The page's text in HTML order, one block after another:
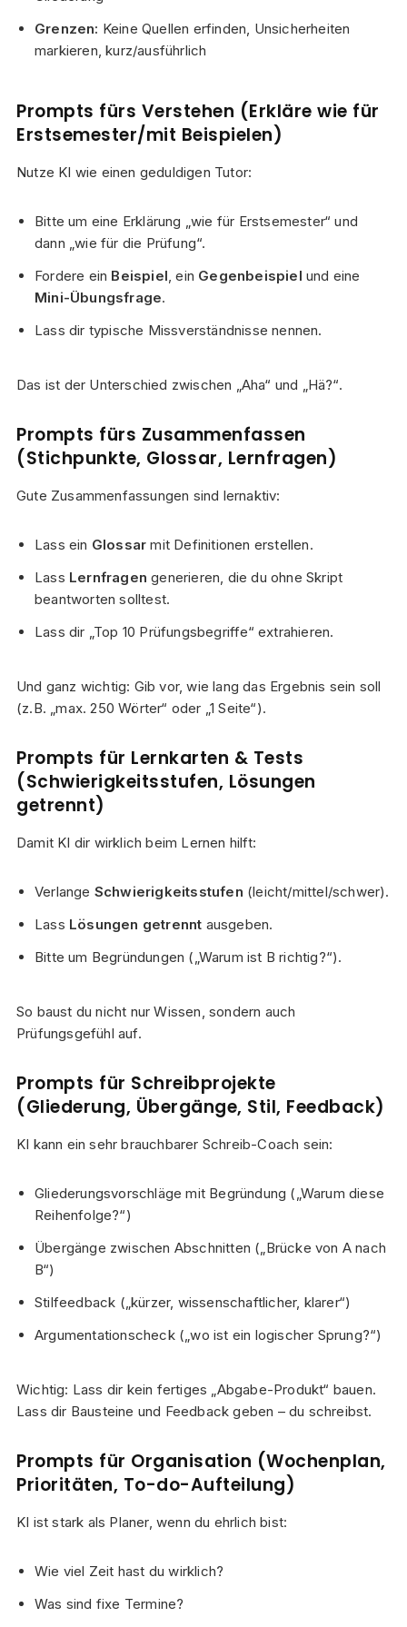
Grenzen: Keine Quellen erfinden, Unsicherheiten
markieren, kurz/ausführlich
Prompts fürs Verstehen (Erkläre wie für
Erstsemester/mit Beispielen)
Nutze KI wie einen geduldigen Tutor:
Bitte um eine Erklärung „wie für Erstsemester“ und
dann „wie für die Prüfung“.
Fordere ein Beispiel, ein Gegenbeispiel und eine
Mini-Übungsfrage.
Lass dir typische Missverständnisse nennen.
Das ist der Unterschied zwischen „Aha“ und „Hä?“.
Prompts fürs Zusammenfassen
(Stichpunkte, Glossar, Lernfragen)
Gute Zusammenfassungen sind lernaktiv:
Lass ein Glossar mit Definitionen erstellen.
Lass Lernfragen generieren, die du ohne Skript
beantworten solltest.
Lass dir „Top 10 Prüfungsbegriffe“ extrahieren.
Und ganz wichtig: Gib vor, wie lang das Ergebnis sein soll
(z.B. „max. 250 Wörter“ oder „1 Seite“).
Prompts für Lernkarten & Tests
(Schwierigkeitsstufen, Lösungen
getrennt)
Damit KI dir wirklich beim Lernen hilft:
Verlange Schwierigkeitsstufen (leicht/mittel/schwer).
Lass Lösungen getrennt ausgeben.
Bitte um Begründungen („Warum ist B richtig?“).
So baust du nicht nur Wissen, sondern auch
Prüfungsgefühl auf.
Prompts für Schreibprojekte
(Gliederung, Übergänge, Stil, Feedback)
KI kann ein sehr brauchbarer Schreib-Coach sein:
Gliederungsvorschläge mit Begründung („Warum diese
Reihenfolge?“)
Übergänge zwischen Abschnitten („Brücke von A nach
B“)
Stilfeedback („kürzer, wissenschaftlicher, klarer“)
Argumentationscheck („wo ist ein logischer Sprung?“)
Wichtig: Lass dir kein fertiges „Abgabe-Produkt“ bauen.
Lass dir Bausteine und Feedback geben – du schreibst.
Prompts für Organisation (Wochenplan,
Prioritäten, To-do-Aufteilung)
KI ist stark als Planer, wenn du ehrlich bist:
Wie viel Zeit hast du wirklich?
Was sind fixe Termine?